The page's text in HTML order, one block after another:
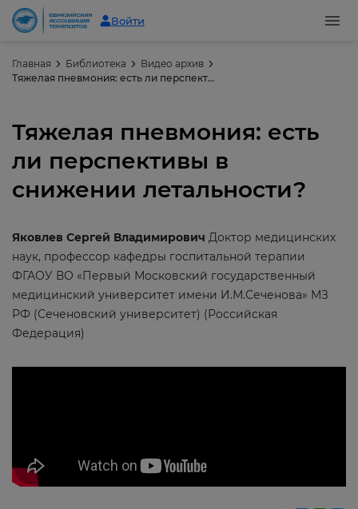
Войти
Главная Библиотека
Видео архив
Тяжелая пневмония: есть ли перспективы в снижении летальности?
Тяжелая пневмония: есть
ли перспективы в
снижении летальности?
Яковлев Сергей Владимирович Доктор медицинских
наук, профессор кафедры госпитальной терапии
ФГАОУ ВО «Первый Московский государственный
медицинский университет имени И.М.Сеченова» МЗ
РФ (Сеченовский университет) (Российская
Федерация)